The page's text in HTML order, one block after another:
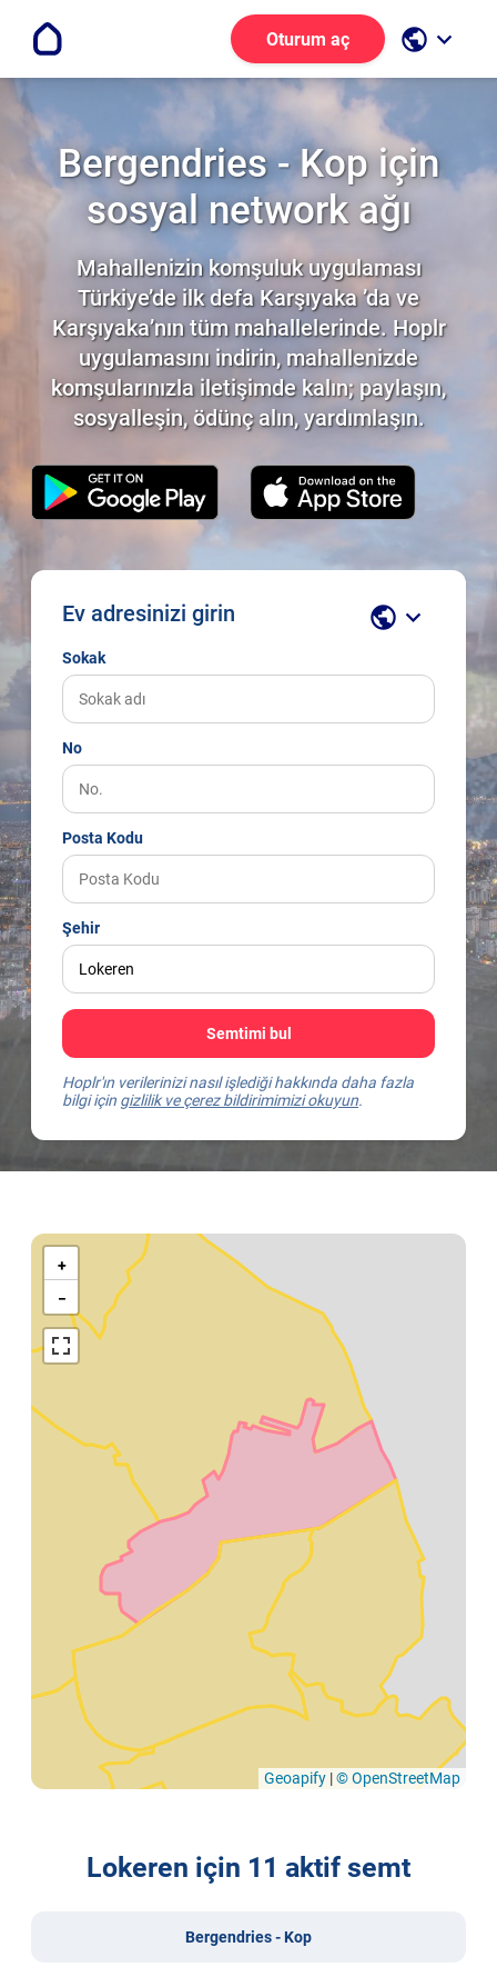
Oturum aç public keyboard_arrow_down
Bergendries - Kop için
sosyal network ağı
Mahallenizin komşuluk uygulaması
Türkiye’de ilk defa Karşıyaka ’da ve
Karşıyaka’nın tüm mahallelerinde. Hoplr
uygulamasını indirin, mahallenizde
komşularınızla iletişimde kalın; paylaşın,
sosyalleşin, ödünç alın, yardımlaşın.
Ev adresinizi girin public keyboard_arrow_down
Sokak
No
Posta Kodu
Şehir
Semtimi bul
Hoplr'ın verilerinizi nasıl işlediği hakkında daha fazla
bilgi için gizlilik ve çerez bildirimimizi okuyun.
Kaart
Lokeren
+
−
Geoapify |© OpenStreetMap
Lokeren için 11 aktif semt
Bergendries - Kop